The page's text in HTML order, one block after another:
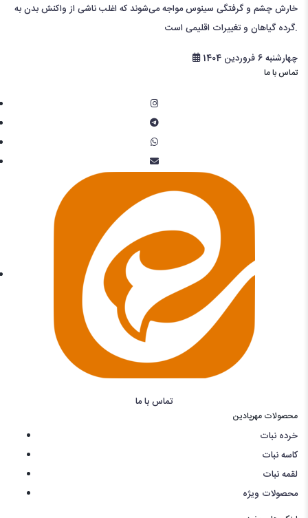
خارش چشم و گرفتگی سینوس مواجه می‌شوند که اغلب ناشی از واکنش بدن به
گرده گیاهان و تغییرات اقلیمی است.
چهارشنبه 6 فروردین 1404
تماس با ما
تماس با ما
محصولات مهرپادین
خرده نبات
کاسه نبات
لقمه نبات
محصولات ویژه